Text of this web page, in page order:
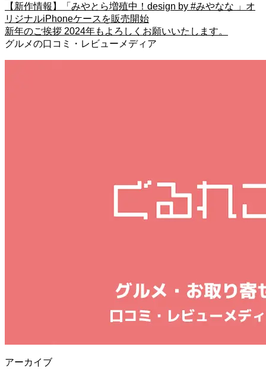
【新作情報】「みやとら増殖中！design by #みやなな 」オ
リジナルiPhoneケースを販売開始
新年のご挨拶 2024年もよろしくお願いいたします。
グルメの口コミ・レビューメディア
アーカイブ